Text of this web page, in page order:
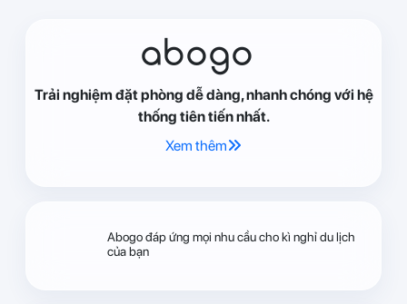
abogo
Trải nghiệm đặt phòng dễ dàng, nhanh chóng với hệ
thống tiên tiến nhất.
Xem thêm
Abogo đáp ứng mọi nhu cầu cho kì nghỉ du lịch
của bạn